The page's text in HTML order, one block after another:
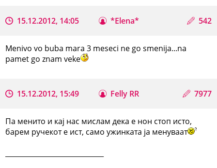
15.12.2012, 14:05 *Elena* 542
Menivo vo buba mara 3 meseci ne go smenija...na
pamet go znam veke
15.12.2012, 15:49 Felly RR 7977
Па менито и кај нас мислам дека е нон стоп исто,
барем ручекот е ист, само ужинката ја менуваат